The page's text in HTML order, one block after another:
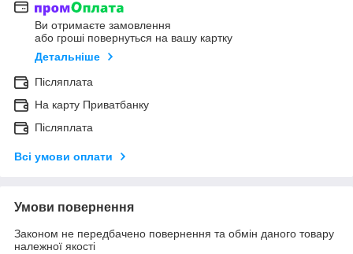
Ви отримаєте замовлення
або гроші повернуться на вашу картку
Детальніше
Післяплата
На карту Приватбанку
Післяплата
Всі умови оплати
Умови повернення
Законом не передбачено повернення та обмін даного товару
належної якості